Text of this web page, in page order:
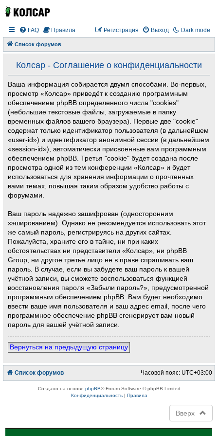
Dark mode
FAQ Правила Выход
Регистрация
Список форумов
Колсар - Соглашение о конфиденциальности
Ваша информация собирается двумя способами. Во-первых,
просмотр «Колсар» приведёт к созданию программным
обеспечением phpBB определенного числа "cookies"
(небольшие текстовые файлы, загружаемые в папку
временных файлов вашего браузера). Первые две "cookie"
содержат только идентификатор пользователя (в дальнейшем
«user-id») и идентификатор анонимной сессии (в дальнейшем
«session-id»), автоматически присвоенные вам программным
обеспечением phpBB. Третья "cookie" будет создана после
просмотра одной из тем конференции «Колсар» и будет
использоваться для хранения информации о прочтенных
вами темах, повышая таким образом удобство работы с
форумами.
Ваш пароль надежно зашифрован (односторонним
хэшированием). Однако не рекомендуется использовать этот
же самый пароль, регистрируясь на других сайтах.
Пожалуйста, храните его в тайне, ни при каких
обстоятельствах ни представители «Колсар», ни phpBB
Group, ни другое третье лицо не в праве спрашивать ваш
пароль. В случае, если вы забудете ваш пароль к вашей
учётной записи, вы сможете воспользоваться функцией
восстановления пароля «Забыли пароль?», предусмотренной
программным обеспечением phpBB. Вам будет необходимо
ввести ваше имя пользователя и ваш адрес email, после чего
программное обеспечение phpBB сгенерирует вам новый
пароль для вашей учётной записи.
Вернуться на предыдущую страницу
Список форумов Часовой пояс: UTC+03:00
Создано на основе phpBB® Forum Software © phpBB Limited
Конфиденциальность| Правила
Вверх